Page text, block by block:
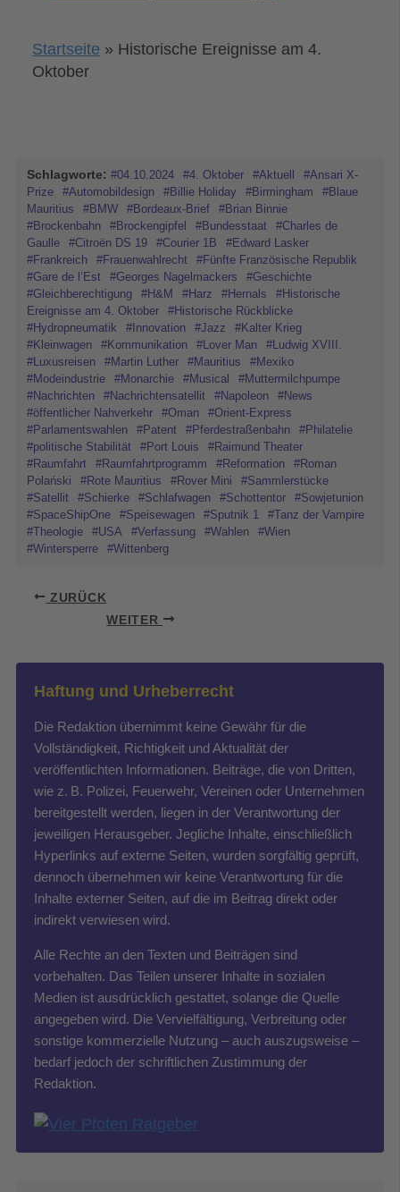
Startseite » Historische Ereignisse am 4.
Oktober
Schlagworte: #04.10.2024 #4. Oktober #Aktuell
#Ansari X-
Prize
#Automobildesign #Billie Holiday #Birmingham
#Blaue
Mauritius
#BMW #Bordeaux-Brief
#Brian Binnie
#Brockenbahn
#Brockengipfel #Bundesstaat
#Charles de
Gaulle
#Citroën DS 19 #Courier 1B
#Edward Lasker
#Frankreich
#Frauenwahlrecht
#Fünfte Französische Republik
#Gare de l’Est
#Georges Nagelmackers
#Geschichte
#Gleichberechtigung
#H&M #Harz #Hernals
#Historische
Ereignisse am 4. Oktober
#Historische Rückblicke
#Hydropneumatik
#Innovation #Jazz
#Kalter Krieg
#Kleinwagen
#Kommunikation #Lover Man
#Ludwig XVIII.
#Luxusreisen
#Martin Luther #Mauritius
#Mexiko
#Modeindustrie
#Monarchie #Musical
#Muttermilchpumpe
#Nachrichten
#Nachrichtensatellit #Napoleon
#News
#öffentlicher Nahverkehr
#Oman
#Orient-Express
#Parlamentswahlen
#Patent #Pferdestraßenbahn
#Philatelie
#politische Stabilität
#Port Louis
#Raimund Theater
#Raumfahrt
#Raumfahrtprogramm #Reformation
#Roman
Polański
#Rote Mauritius #Rover Mini
#Sammlerstücke
#Satellit
#Schierke #Schlafwagen #Schottentor
#Sowjetunion
#SpaceShipOne
#Speisewagen #Sputnik 1
#Tanz der Vampire
#Theologie
#USA #Verfassung #Wahlen
#Wien
#Wintersperre
#Wittenberg
ZURÜCK
WEITER
Haftung und Urheberrecht
Die Redaktion übernimmt keine Gewähr für die
Vollständigkeit, Richtigkeit und Aktualität der
veröffentlichten Informationen. Beiträge, die von Dritten,
wie z. B. Polizei, Feuerwehr, Vereinen oder Unternehmen
bereitgestellt werden, liegen in der Verantwortung der
jeweiligen Herausgeber. Jegliche Inhalte, einschließlich
Hyperlinks auf externe Seiten, wurden sorgfältig geprüft,
dennoch übernehmen wir keine Verantwortung für die
Inhalte externer Seiten, auf die im Beitrag direkt oder
indirekt verwiesen wird.
Alle Rechte an den Texten und Beiträgen sind
vorbehalten. Das Teilen unserer Inhalte in sozialen
Medien ist ausdrücklich gestattet, solange die Quelle
angegeben wird. Die Vervielfältigung, Verbreitung oder
sonstige kommerzielle Nutzung – auch auszugsweise –
bedarf jedoch der schriftlichen Zustimmung der
Redaktion.